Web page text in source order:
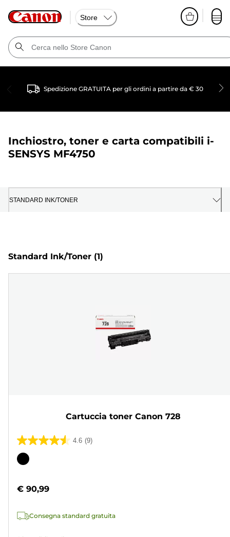
Store
Spedizione GRATUITA per gli ordini a partire da € 30
Inchiostro, toner e carta compatibili i-
SENSYS MF4750
STANDARD INK/TONER
Standard Ink/Toner (1)
Cartuccia toner Canon 728
4.6 (9)
4.6
su
9
Cartuccia
€ 90,99
Consegna standard gratuita